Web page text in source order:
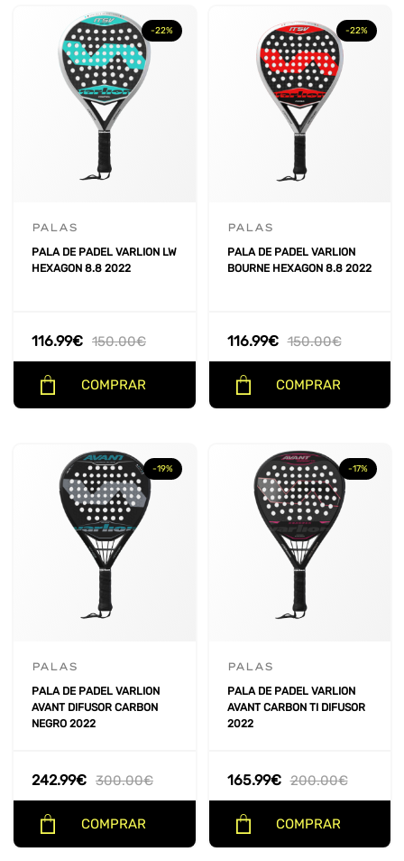
-22%
PALAS
PALA DE PADEL VARLION LW
HEXAGON 8.8 2022
150.00€
116.99€
COMPRAR
-22%
PALAS
PALA DE PADEL VARLION
BOURNE HEXAGON 8.8 2022
150.00€
116.99€
COMPRAR
-19%
PALAS
PALA DE PADEL VARLION
AVANT DIFUSOR CARBON
NEGRO 2022
300.00€
242.99€
COMPRAR
-17%
PALAS
PALA DE PADEL VARLION
AVANT CARBON TI DIFUSOR
2022
200.00€
165.99€
COMPRAR